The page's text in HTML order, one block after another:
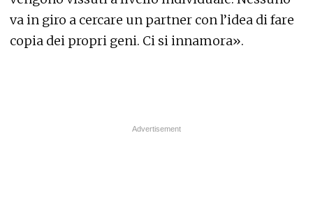
va in giro a cercare un partner con l’idea di fare
copia dei propri geni. Ci si innamora».